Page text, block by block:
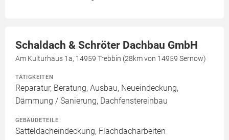
Schaldach & Schröter Dachbau GmbH
Am Kulturhaus 1a, 14959 Trebbin (28km von 14959 Sernow)
TÄTIGKEITEN
Reparatur, Beratung, Ausbau, Neueindeckung,
Dämmung / Sanierung, Dachfenstereinbau
GEBÄUDETEILE
Satteldacheindeckung, Flachdacharbeiten